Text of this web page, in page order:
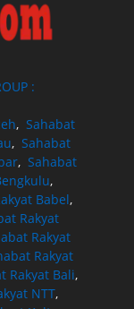
:
, Sahabat
, Sahabat
, Sahabat
,
Babel,
Rakyat
Rakyat
Rakyat
Rakyat Bali,
NTT,